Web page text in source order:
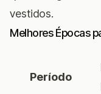
vestidos.
Melhores Épocas
Período